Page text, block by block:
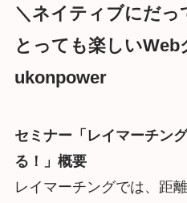
＼ネイティブにだっ
とっても楽しい
ukonpower
セミナー「レイマーチン
る！」概要
レイマーチングでは、距